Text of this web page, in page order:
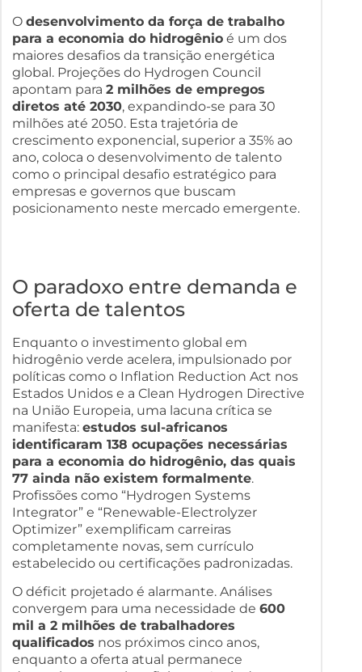
Odesenvolvimento da força de trabalho
para a economia do hidrogênio é um dos
maiores desafios da transição energética
global. Projeções do Hydrogen Council
apontam para2 milhões de empregos
diretos até 2030, expandindo-se para 30
milhões até 2050. Esta trajetória de
crescimento exponencial, superior a 35% ao
ano, coloca o desenvolvimento de talento
como o principal desafio estratégico para
empresas e governos que buscam
posicionamento neste mercado emergente.
O paradoxo entre demanda e
oferta de talentos
Enquanto o investimento global em
hidrogênio verde acelera, impulsionado por
políticas como o Inflation Reduction Act nos
Estados Unidos e a Clean Hydrogen Directive
na União Europeia, uma lacuna crítica se
manifesta:estudos sul-africanos
identificaram 138 ocupações necessárias
para a economia do hidrogênio, das quais
77 ainda não existem formalmente.
Profissões como “Hydrogen Systems
Integrator” e “Renewable-Electrolyzer
Optimizer” exemplificam carreiras
completamente novas, sem currículo
estabelecido ou certificações padronizadas.
O déficit projetado é alarmante. Análises
convergem para uma necessidade de600
mil a 2 milhões de trabalhadores
qualificados nos próximos cinco anos,
enquanto a oferta atual permanece